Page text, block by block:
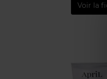
Voir la